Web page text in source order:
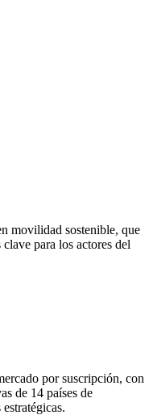
movilidad sostenible, que
para los actores del
por suscripción, con
de 14 países de